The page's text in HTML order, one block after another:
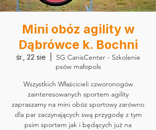
Mini obóz agility w
Dąbrówce k. Bochni
śr., 22 sie
SG CanisCenter - Szkolenie
psów małopols
Wszystkich Właścicieli czworonogów
zainteresowanych sportem agility
zapraszamy na mini obóz sportowy zarówno
dla par zaczynających swą przygodę z tym
psim sportem jak i będących już na